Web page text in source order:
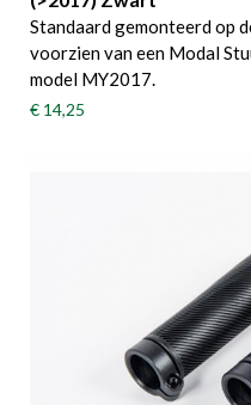
Standaard gemonteerd op
voorzien van een Modal
model MY2017.
€ 14,25